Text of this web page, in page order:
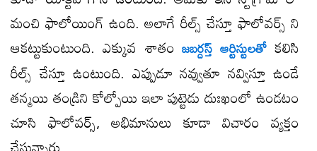
మంచి ఫాలోయింగ్ ఉంది. అలాగే రీల్స్ చేస్తూ ఫాలోవర్స్ ని
ఆకట్టుకుంటుంది. ఎక్కువ శాతం జబర్దస్త్ ఆర్టిస్టులతో కలిసి
రీల్స్ చేస్తూ ఉంటుంది. ఎప్పుడూ నవ్వుతూ నవ్విస్తూ ఉండే
తన్మయి తండ్రిని కోల్పోయి ఇలా పుట్టెడు దుఃఖంలో ఉండటం
చూసి ఫాలోవర్స్, అభిమానులు కూడా విచారం వ్యక్తం